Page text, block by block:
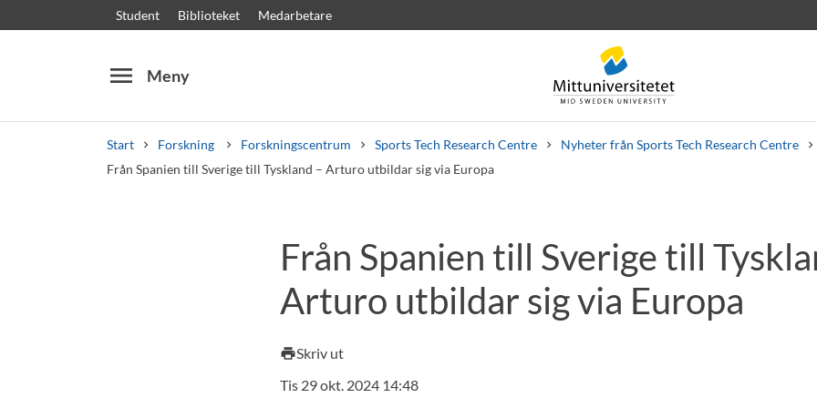
Student Biblioteket Medarbetare
menu Meny
Start Forskning Forskningscentrum Sports Tech Research Centre
Nyheter från Sports Tech Research Centre
Från Spanien till Sverige till Tyskland – Arturo utbildar sig via Europa
Kursplaner Välkomstbrev Personal Lediga jobb
Från Spanien till Sverige till
Arturo utbildar sig via Europa
printSkriv ut
Tis 29 okt. 2024 14:48